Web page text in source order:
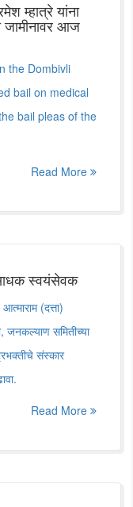
म्हात्रे यांना
जामीनावर आज
the Dombivli
bail on medical
bail pleas of the
Read More
स्वयंसेवक
(दत्ता)
जनकल्याण समितीच्या
संस्कार
Read More